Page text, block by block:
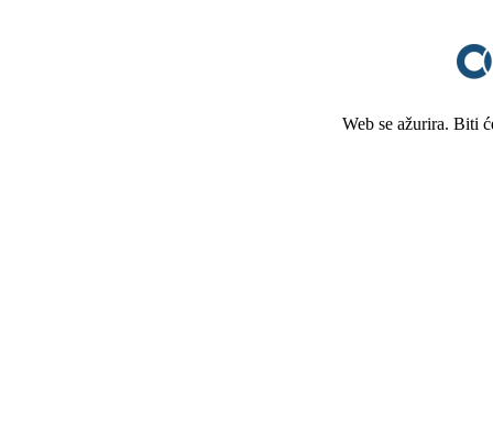
Web se ažurira. Biti